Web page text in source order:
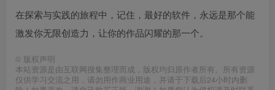
在探索与实践的旅程中，记住，最好的软件，永远是那个能
激发你无限创造力，让你的作品闪耀的那一个。
© 版权声明
本站资源是由互联网搜集整理而成，版权均归原作者所有。所有资源
仅供学习交流之用，请勿用作商业用途，并请于下载后24小时内删